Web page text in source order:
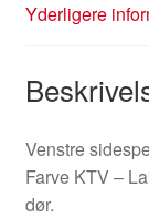
Yderligere
Venstre
Farve KTV –
dør.